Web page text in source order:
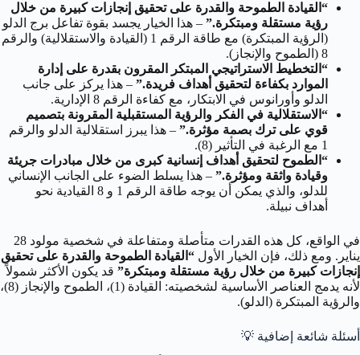
“القيادة الطموحة والقدرة على تحقيق إنجازات كبيرة من خلال
رؤية مستقلة ومبتكرة.” – هذا الخيار يجسد بقوة تفاعل برج الدلو
(الرؤية المبتكرة) مع طاقة الرقم 1 (القيادة والاستقلالية) والرقم
8 (الطموح والإنجاز).
“التخطيط الاستراتيجي المبتكر المقرون بقدرة على إدارة
الموارد بكفاءة لتحقيق أهداف فريدة.” – هذا يركز على جانب
الدلو وأورانوس في الابتكار، مع كفاءة الرقم 8 الإدارية.
“الاستقلالية في الفكر والرؤية المستقبلية المقرونة بتصميم
قوي على ترك بصمة مؤثرة.” – هذا يبرز استقلالية الدلو والرقم
1 مع الرغبة في التأثير (8).
“الطموح لتحقيق أهداف إنسانية كبرى من خلال مبادرات جريئة
وقيادة واثقة ومؤثرة.” – هذا يسلط الضوء على الجانب الإنساني
للدلو، والذي يمكن أن يوجه طاقة الرقم 1 و 8 القيادية نحو
أهداف نبيلة.
في الواقع، كل هذه القدرات متأصلة ومتفاعلة في شخصية مولود 28
يناير. ومع ذلك، فإن الخيار الأول “القيادة الطموحة والقدرة على تحقيق
إنجازات كبيرة من خلال رؤية مستقلة ومبتكرة” قد يكون الأكثر شمولاً
لأنه يدمج العناصر الأساسية لشخصيته: القيادة (1)، الطموح والإنجاز (8)،
والرؤية المبتكرة (الدلو).
أسئلة شائعة إضافية 💡